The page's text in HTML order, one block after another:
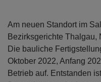
Am neuen Standort im
Bezirksgerichte Thalgau,
Die bauliche
Oktober 2022, Anfang
Betrieb auf. Entstanden